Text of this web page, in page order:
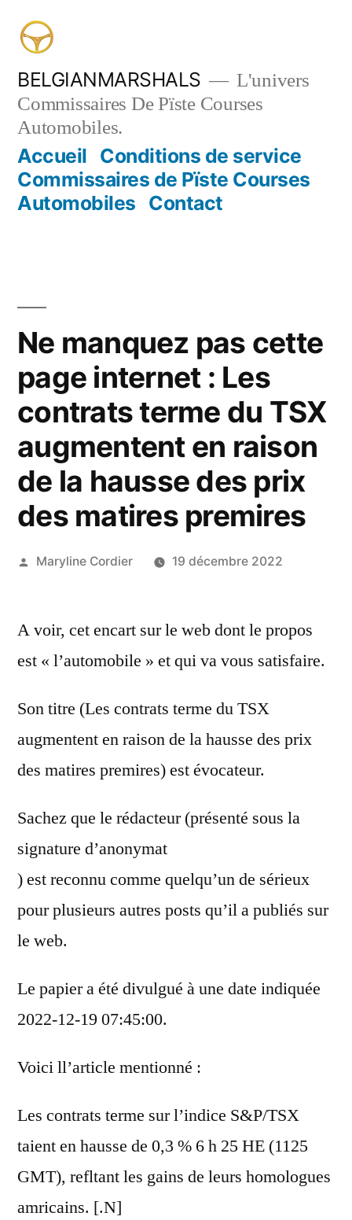
contenu
BELGIANMARSHALS
L'univers
Commissaires De Pïste Courses
Automobiles.
Accueil Conditions de service
Commissaires de Pïste Courses
Automobiles Contact
Ne manquez pas cette
page internet : Les
contrats terme du TSX
augmentent en raison
de la hausse des prix
des matires premires
Publié
Maryline Cordier 19 décembre 2022
A voir, cet encart sur le web dont le propos
est « l’automobile » et qui va vous satisfaire.
Son titre (Les contrats terme du TSX
augmentent en raison de la hausse des prix
des matires premires) est évocateur.
Sachez que le rédacteur (présenté sous la
signature d’anonymat
) est reconnu comme quelqu’un de sérieux
pour plusieurs autres posts qu’il a publiés sur
le web.
Le papier a été divulgué à une date indiquée
2022-12-19 07:45:00.
Voici ll’article mentionné :
Les contrats terme sur l’indice S&P/TSX
taient en hausse de 0,3 % 6 h 25 HE (1125
GMT), refltant les gains de leurs homologues
amricains. [.N]